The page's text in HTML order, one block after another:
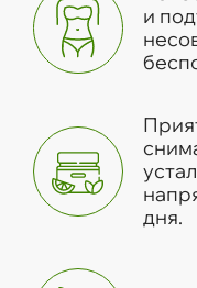
и
дня.